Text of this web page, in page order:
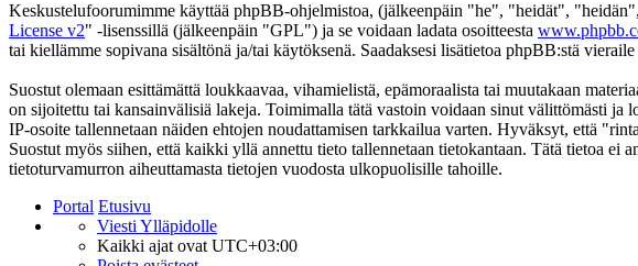
Keskustelufoorumimme käyttää phpBB-ohjelmistoa, (jälkeenpäin "he", "heidät",
License v2" -lisenssillä (jälkeenpäin "GPL") ja se voidaan ladata osoitteesta
tai kiellämme sopivana sisältönä ja/tai käytöksenä. Saadaksesi lisätietoa phpBB:stä vieraile
Suostut olemaan esittämättä loukkaavaa, vihamielistä, epämoraalista tai muutakaan
on sijoitettu tai kansainvälisiä lakeja. Toimimalla tätä vastoin voidaan sinut välittömästi ja
IP-osoite tallennetaan näiden ehtojen noudattamisen tarkkailua varten. Hyväksyt, että
Suostut myös siihen, että kaikki yllä annettu tieto tallennetaan tietokantaan. Tätä tietoa
tietoturvamurron aiheuttamasta tietojen vuodosta ulkopuolisille tahoille.
Portal Etusivu
Viesti Ylläpidolle
Kaikki ajat ovat UTC+03:00